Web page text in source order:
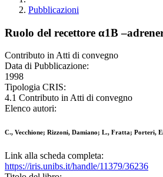
Pubblicazioni
Ruolo del recettore α1B
Contributo in Atti di convegno
Data di Pubblicazione:
1998
Tipologia CRIS:
4.1 Contributo in Atti di convegno
Elenco autori:
C., Vecchione; Rizzoni, Damiano; L., Fratta; Porteri,
Link alla scheda completa:
https://iris.unibs.it/handle/11379/36236